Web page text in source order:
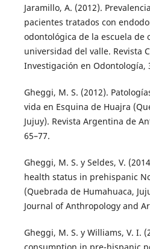
Jaramillo, A. (2012).
pacientes tratados con
odontológica de la escuela de
universidad del valle. Revista
Investigación en Odontología,
Gheggi, M. S. (2012).
vida en Esquina de Huajra
Jujuy). Revista Argentina de
65–77.
Gheggi, M. S. y Seldes, V.
health status in prehispanic
(Quebrada de Humahuaca,
Journal of Anthropology and
Gheggi, M. S. y Williams, V. I.